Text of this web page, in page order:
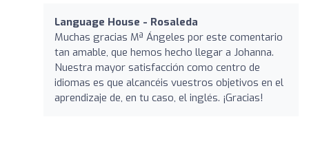
Language House - Rosaleda
Muchas gracias Mª Ángeles por este comentario
tan amable, que hemos hecho llegar a Johanna.
Nuestra mayor satisfacción como centro de
idiomas es que alcancéis vuestros objetivos en el
aprendizaje de, en tu caso, el inglés. ¡Gracias!